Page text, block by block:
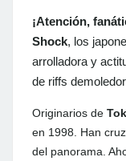
¡Atención,
Shock, los
arrolladora y
de riffs
Originarios de
en 1998. Han
del panorama.